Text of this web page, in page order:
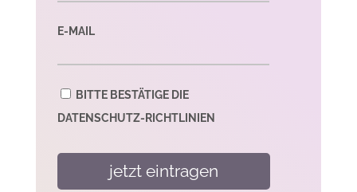
E-MAIL
BITTE BESTÄTIGE DIE
DATENSCHUTZ-RICHTLINIEN